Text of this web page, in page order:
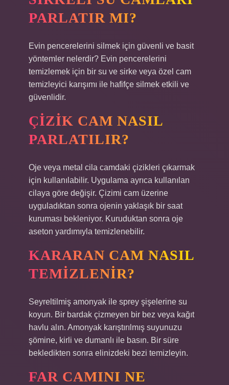
PARLATIR MI?
Evin pencerelerini silmek için güvenli ve basit
yöntemler nelerdir? Evin pencerelerini
temizlemek için bir su ve sirke veya özel cam
temizleyici karışımı ile hafifçe silmek etkili ve
güvenlidir.
ÇIZIK CAM NASIL
PARLATILIR?
Oje veya metal cila camdaki çizikleri çıkarmak
için kullanılabilir. Uygulama ayrıca kullanılan
cilaya göre değişir. Çizimi cam üzerine
uyguladıktan sonra ojenin yaklaşık bir saat
kuruması bekleniyor. Kuruduktan sonra oje
aseton yardımıyla temizlenebilir.
KARARAN CAM NASIL
TEMIZLENIR?
Seyreltilmiş amonyak ile sprey şişelerine su
koyun. Bir bardak çizmeyen bir bez veya kağıt
havlu alın. Amonyak karıştırılmış suyunuzu
şömine, kirli ve dumanlı ile basın. Bir süre
bekledikten sonra elinizdeki bezi temizleyin.
FAR CAMINI NE